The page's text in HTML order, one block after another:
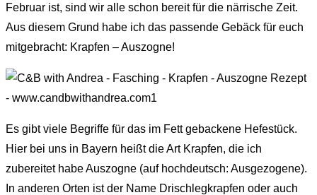
Februar ist, sind wir alle schon bereit für die närrische Zeit.
Aus diesem Grund habe ich das passende Gebäck für euch
mitgebracht: Krapfen – Auszogne!
Es gibt viele Begriffe für das im Fett gebackene Hefestück.
Hier bei uns in Bayern heißt die Art Krapfen, die ich
zubereitet habe Auszogne (auf hochdeutsch: Ausgezogene).
In anderen Orten ist der Name Drischlegkrapfen oder auch